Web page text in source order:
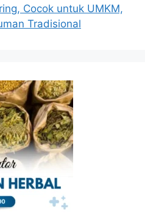
Cocok untuk UMKM,
Tradisional